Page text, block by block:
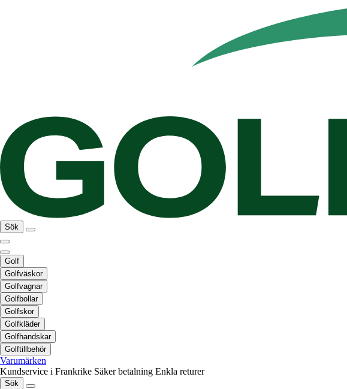
Sök
Golf
Golfväskor
Golfvagnar
Golfbollar
Golfskor
Golfkläder
Golfhandskar
Golftillbehör
Varumärken
Kundservice i Frankrike Säker betalning Enkla returer
Sök